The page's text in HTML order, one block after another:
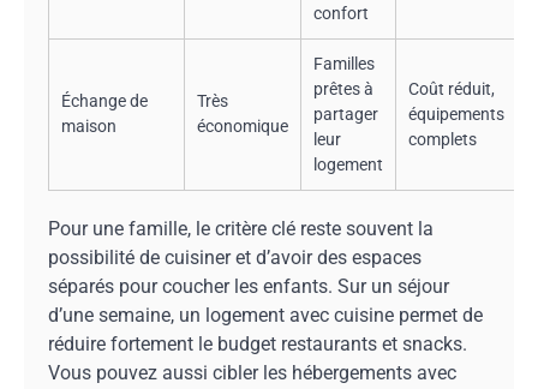
confort
Échange de
maison
Très
économique
Familles
prêtes à
partager
leur
logement
Coût réduit,
équipements
complets
Pour une famille, le critère clé reste souvent la
possibilité de cuisiner et d’avoir des espaces
séparés pour coucher les enfants. Sur un séjour
d’une semaine, un logement avec cuisine permet de
réduire fortement le budget restaurants et snacks.
Vous pouvez aussi cibler les hébergements avec